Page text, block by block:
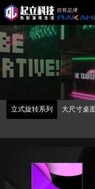
立式旋转系列 大尺寸桌